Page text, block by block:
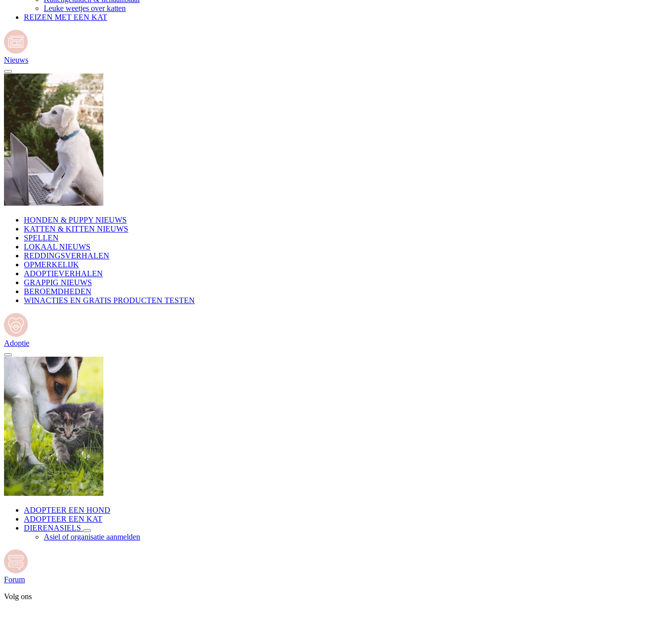
Leuke weetjes over katten
REIZEN MET EEN KAT
Nieuws
HONDEN & PUPPY NIEUWS
KATTEN & KITTEN NIEUWS
SPELLEN
LOKAAL NIEUWS
REDDINGSVERHALEN
OPMERKELIJK
ADOPTIEVERHALEN
GRAPPIG NIEUWS
BEROEMDHEDEN
WINACTIES EN GRATIS PRODUCTEN TESTEN
Adoptie
ADOPTEER EEN HOND
ADOPTEER EEN KAT
DIERENASIELS
Asiel of organisatie aanmelden
Forum
Volg ons